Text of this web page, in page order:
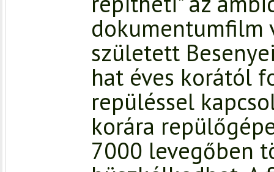
dokumentumfilm
született
hat éves korától
repüléssel
korára
7000 levegőben